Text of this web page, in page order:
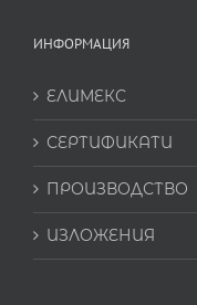
ИНФОРМАЦИЯ
ЕЛИМЕКС
СЕРТИФИКАТИ
ПРОИЗВОДСТВО
ИЗЛОЖЕНИЯ